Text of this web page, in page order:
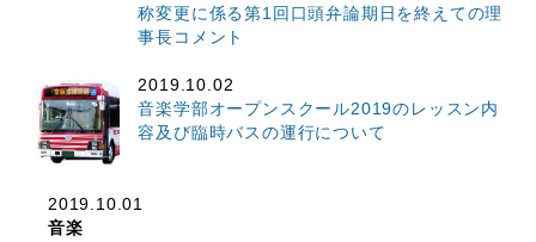
称変更に係る第1回口頭弁論期日を終えての理
事長コメント
2019.10.02
音楽学部オープンスクール2019のレッスン内
容及び臨時バスの運行について
2019.10.01
音楽